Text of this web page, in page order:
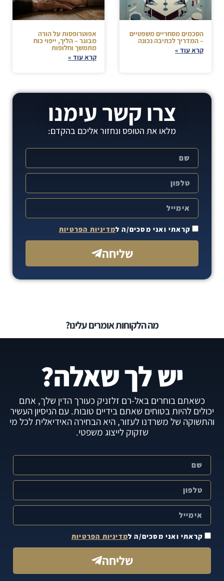
הסכמים מסחריים משפטיים
– המדריך לכתיבה נכונה
קרא עוד »
אפוטרופסות על הורה
מבוגר – הליך, ייפוי כוח
מתמשך וחלופות
קרא עוד »
צרו קשר עימנו
מלאו את הטופס ונחזור אליכם בהקדם:
קראתי ואני מסכים/ה למדיניות הפרטיות
שליחה
מה הלקוחות אומרים עלינו?
יש לך שאלה?
כשאתם בוחרים באל-רם זלזניק כעורך הדין שלך, אתם
יכולים להיות בטוחים שאתם בידיים טובות. עם הניסיון העשיר
והתשוקה של משרדנו לעזור, היא הבחירה האידיאלית לכל מי
שזקוק לייצוג משפטי.
קראתי ואני מסכים/ה למדיניות הפרטיות
שליחה